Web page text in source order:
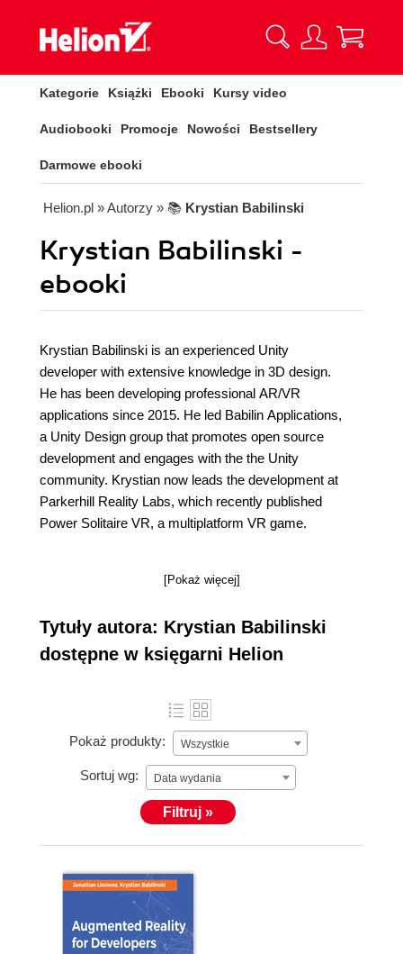
Kategorie Książki Ebooki Kursy video
Audiobooki Promocje Nowości Bestsellery
Darmowe ebooki
Helion.pl » Autorzy » 📚 Krystian Babilinski
Krystian Babilinski -
ebooki
Krystian Babilinski is an experienced Unity
developer with extensive knowledge in 3D design.
He has been developing professional AR/VR
applications since 2015. He led Babilin Applications,
a Unity Design group that promotes open source
development and engages with the the Unity
community. Krystian now leads the development at
Parkerhill Reality Labs, which recently published
Power Solitaire VR, a multiplatform VR game.
[Pokaż więcej]
Tytuły autora: Krystian Babilinski
dostępne w księgarni Helion
Pokaż produkty: Wszystkie
Sortuj wg: Data wydania
Filtruj »